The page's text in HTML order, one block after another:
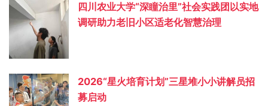
四川农业大学“深瞳治里”社会实践团以实地
调研助力老旧小区适老化智慧治理
2026“星火培育计划”三星堆小小讲解员招
募启动